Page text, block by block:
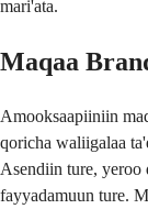
mari'ata.
Maqaa
Amooksaapiiniin
qoricha waliigalaa
Asendiin ture, yeroo
fayyadamuun ture.